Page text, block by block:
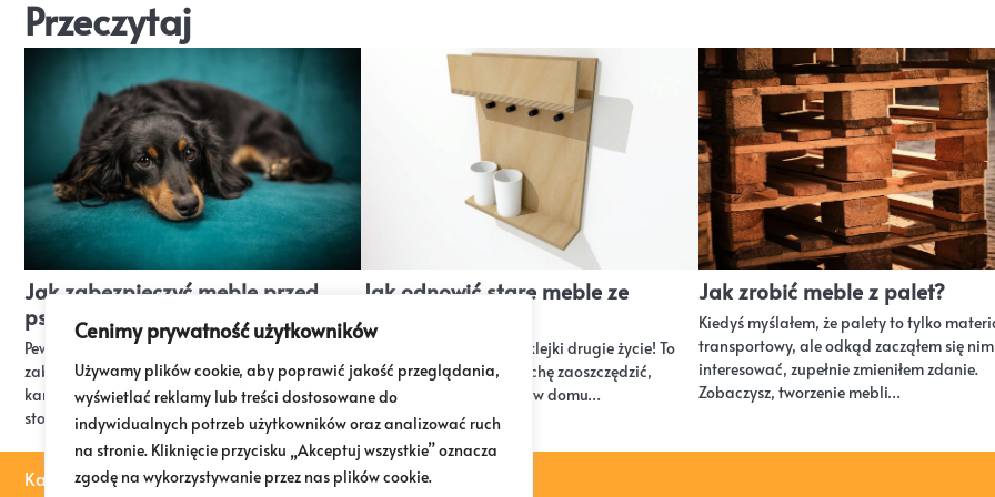
Cenimy prywatność użytkowników
Używamy plików cookie, aby poprawić jakość przeglądania,
wyświetlać reklamy lub treści dostosowane do
indywidualnych potrzeb użytkowników oraz analizować ruch
na stronie. Kliknięcie przycisku „Akceptuj wszystkie” oznacza
zgodę na wykorzystywanie przez nas plików cookie.
Przeczytaj
Jak zabezpieczyć meble przed
psem?
Pewnie nie raz łapałeś się na myśli: jak
zabezpieczyć meble przed psem? Zniszczone
kanapy, podrapane drzwi czy obgryzione nogi
stołów…
Jak odnowić stare meble ze
sklejki?
Daj starym meblom ze sklejki drugie życie! To
świetny sposób, żeby trochę zaoszczędzić,
zadbać o planetę i mieć w domu…
Jak zrobić meble z palet?
Kiedyś myślałem, że palety to tylko
transportowy, ale odkąd zacząłem się
interesować, zupełnie zmieniłem zdanie.
Zobaczysz, tworzenie mebli…
Kalkulator Malowania